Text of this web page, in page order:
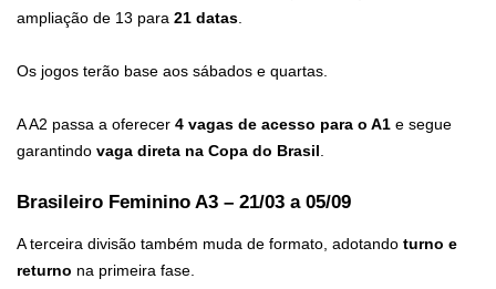
ampliação de 13 para 21 datas
Os jogos terão base aos sábados e quartas.
A A2 passa a oferecer 4 vagas de acesso para o A1 e segue
garantindo vaga direta na Copa do Brasil
Brasileiro Feminino A3 – 21/03 a 05/09
A terceira divisão também muda de formato, adotando turno e
returno na primeira fase.